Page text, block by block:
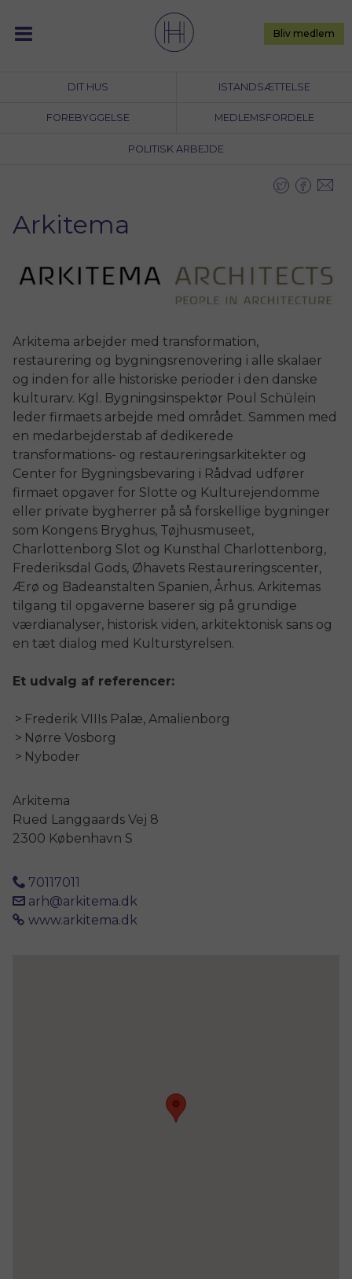
content
DIT HUS ISTANDSÆTTELSE
FOREBYGGELSE MEDLEMSFORDELE
POLITISK ARBEJDE
Bliv medlem
Arkitema
Arkitema arbejder med transformation,
restaurering og bygningsrenovering i alle skalaer
og inden for alle historiske perioder i den danske
kulturarv. Kgl. Bygningsinspektør Poul Schülein
leder firmaets arbejde med området. Sammen med
en medarbejderstab af dedikerede
transformations- og restaureringsarkitekter og
Center for Bygningsbevaring i Rådvad udfører
firmaet opgaver for Slotte og Kulturejendomme
eller private bygherrer på så forskellige bygninger
som Kongens Bryghus, Tøjhusmuseet,
Charlottenborg Slot og Kunsthal Charlottenborg,
Frederiksdal Gods, Øhavets Restaureringscenter,
Ærø og Badeanstalten Spanien, Århus. Arkitemas
tilgang til opgaverne baserer sig på grundige
værdianalyser, historisk viden, arkitektonisk sans og
en tæt dialog med Kulturstyrelsen.
Et udvalg af referencer:
Frederik VIIIs Palæ, Amalienborg
Nørre Vosborg
Nyboder
Arkitema
Rued Langgaards Vej 8
2300 København S
70117011
arh@arkitema.dk
www.arkitema.dk